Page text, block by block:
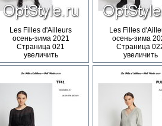
Les Filles d'Ailleurs
осень-зима 2021
Страница 021
увеличить
Les Filles
осень-зима
Страница
увеличить